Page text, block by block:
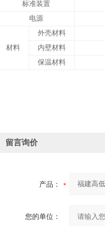
标准装置
电源
材料
外壳材料
内壁材料
保温材料
留言询价
产品：
您的单位：